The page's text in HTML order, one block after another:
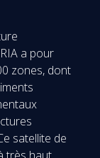
a pour
zones, dont
satellite de